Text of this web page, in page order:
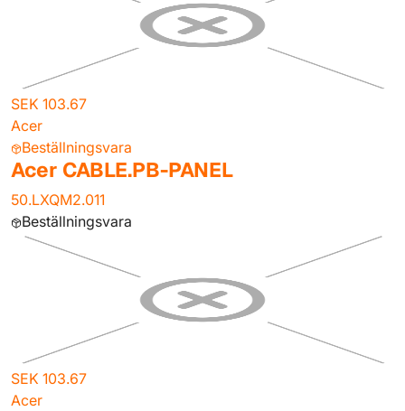
SEK 103.67
Acer
Beställningsvara
Acer CABLE.PB-PANEL
50.LXQM2.011
Beställningsvara
SEK 103.67
Acer